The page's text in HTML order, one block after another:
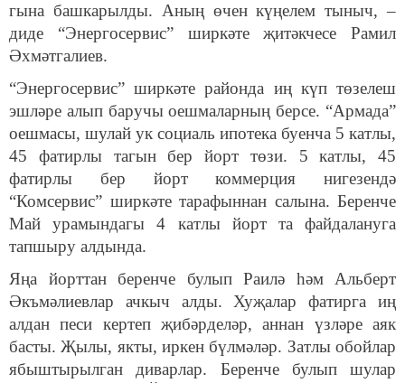
гына башкарылды. Аның өчен күңелем тыныч, –
диде “Энергосервис” ширкәте җитәкчесе Рамил
Әхмәтгалиев.
“Энергосервис” ширкәте районда иң күп төзелеш
эшләре алып баручы оешмаларның берсе. “Армада”
оешмасы, шулай ук социаль ипотека буенча 5 катлы,
45 фатирлы тагын бер йорт төзи. 5 катлы, 45
фатирлы бер йорт коммерция нигезендә
“Комсервис” ширкәте тарафыннан салына. Беренче
Май урамындагы 4 катлы йорт та файдалануга
тапшыру алдында.
Яңа йорттан беренче булып Раилә һәм Альберт
Әкъмәлиевлар ачкыч алды. Хуҗалар фатирга иң
алдан песи кертеп җибәрделәр, аннан үзләре аяк
басты. Җылы, якты, иркен бүлмәләр. Затлы обойлар
ябыштырылган диварлар. Беренче булып шулар